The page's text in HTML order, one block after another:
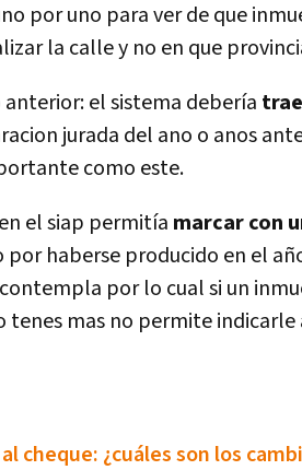
por uno para ver de que
la calle y no en que
anterior: el sistema deberí­a
jurada del ano o anos
como este.
el siap permití­a marcar con
haberse producido en el
por lo cual si un
tenes mas no permite indicarle
cheque: ¿cuáles son los